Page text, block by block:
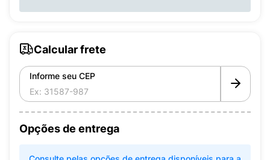
Calcular frete
Informe seu CEP
Opções de entrega